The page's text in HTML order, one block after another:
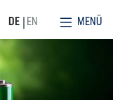
MENÜ
DE EN